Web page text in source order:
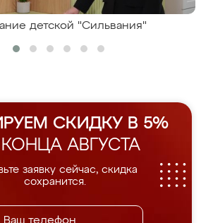
детской "Сильвания"
СКИДКУ В 5%
АВГУСТА
заявку сейчас, скидка
сохранится.